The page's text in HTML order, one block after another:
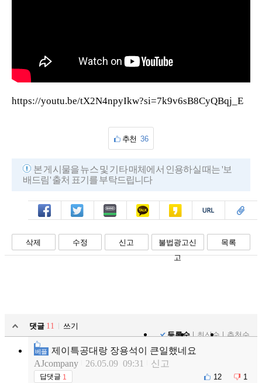
https://youtu.be/tX2N4npyIkw?si=7k9v6sB8CyQBqj_E
추천 36
본 게시물을 뉴스 및 기타 매체에서 인용하실 때는 '보
배드림' 출처 표기를 부탁드립니다
페북 트윗 밴드 카톡 카스 복사 스크랩
삭제 수정 신고
불법광고신
고
목록
댓글 11
쓰기
등록순
최신순 추천순
베플
제이특공대랑 장용석이 큰일했네요
AJcompany
26.05.09 09:31 신고
답댓글 1 12 1